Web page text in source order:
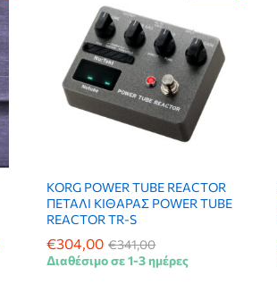
KORG POWER TUBE REACTOR
ΠΕΤΑΛΙ ΚΙΘΑΡΑΣ POWER TUBE
REACTOR TR-S
€304,00 €341,00
€304,00 €341,00
Διαθέσιμο σε 1-3 ημέρες